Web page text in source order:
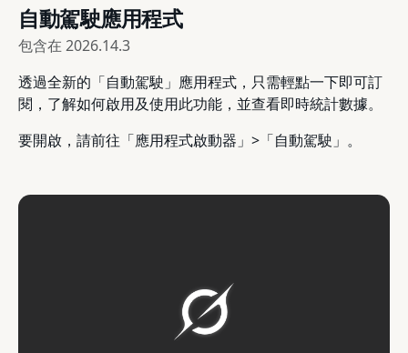
自動駕駛應用程式
包含在 2026.14.3
透過全新的「自動駕駛」應用程式，只需輕點一下即可訂
閱，了解如何啟用及使用此功能，並查看即時統計數據。
要開啟，請前往「應用程式啟動器」>「自動駕駛」。